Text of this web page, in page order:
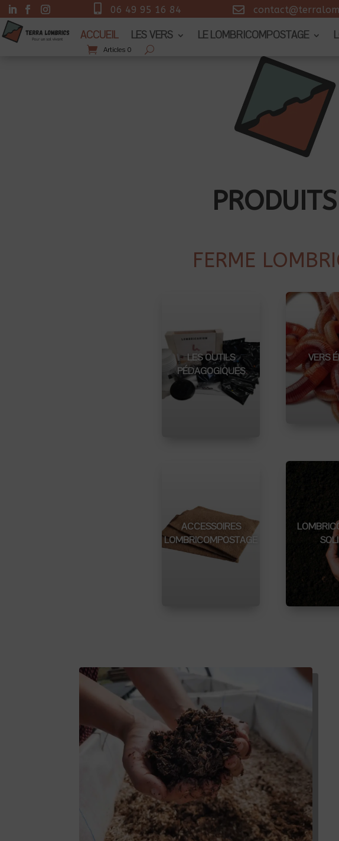
06 49 95 16 84 
ACCUEIL LES VERS LE LOMBRICOMPOSTAGE
Articles 0
FERME
LES OUTILS
PÉDAGOGIQUES
VERS
ACCESSOIRES
LOMBRICOMPOSTAGE